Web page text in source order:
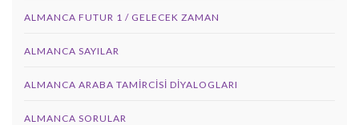
ALMANCA FUTUR 1 / GELECEK ZAMAN
ALMANCA SAYILAR
ALMANCA ARABA TAMIRCISI DIYALOGLARI
ALMANCA SORULAR